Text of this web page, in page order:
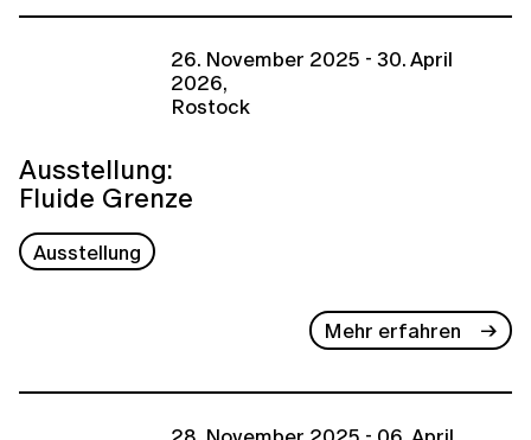
26. November 2025 - 30. April
2026,
Rostock
Ausstellung:
Fluide Grenze
Ausstellung
Mehr erfahren